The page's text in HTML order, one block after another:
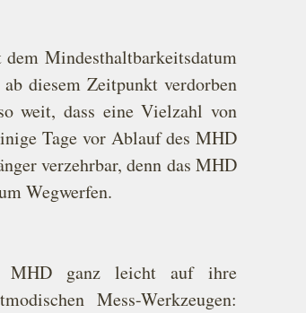
Mindesthaltbarkeitsdatum
diesem Zeitpunkt verdorben
weit, dass eine Vielzahl von
Tage vor Ablauf des MHD
verzehrbar, denn das MHD
Wegwerfen.
MHD ganz leicht auf ihre
Mess-Werkzeugen: